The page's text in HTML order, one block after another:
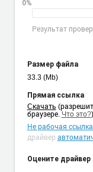
0%
Результат
Размер файла
33.3 (Mb)
Прямая ссылка
Cкачать
браузере. Что это?)
Не рабочая
драйвер
Оцените драйвер